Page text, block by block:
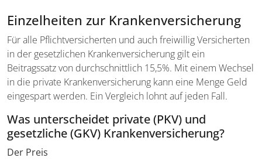
Einzelheiten zur Krankenversicherung
Für alle Pflichtversicherten und auch freiwillig Versicherten
in der gesetzlichen Krankenversicherung gilt ein
Beitragssatz von durchschnittlich 15,5%. Mit einem Wechsel
in die private Krankenversicherung kann eine Menge Geld
eingespart werden. Ein Vergleich lohnt auf jeden Fall.
Was unterscheidet private (PKV) und
gesetzliche (GKV) Krankenversicherung?
Der Preis